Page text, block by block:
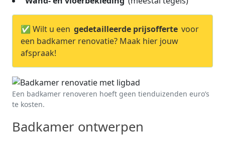
✅ Wilt u een gedetailleerde prijsofferte voor
een badkamer renovatie? Maak hier jouw
afspraak!
Een badkamer renoveren hoeft geen tienduizenden euro’s
te kosten.
Badkamer ontwerpen